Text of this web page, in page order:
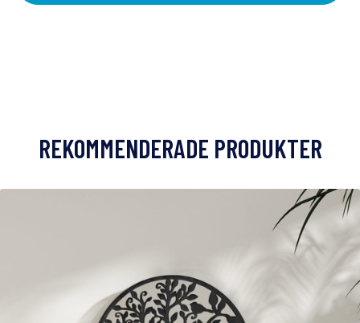
REKOMMENDERADE PRODUKTER